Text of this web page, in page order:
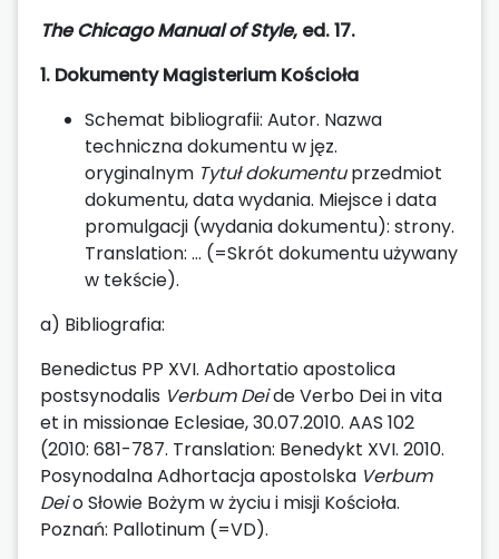
The Chicago Manual of Style, ed. 17.
1. Dokumenty Magisterium Kościoła
Schemat bibliografii: Autor. Nazwa
techniczna dokumentu w jęz.
oryginalnym Tytuł dokumentuprzedmiot
dokumentu, data wydania. Miejsce i data
promulgacji (wydania dokumentu): strony.
Translation: … (=Skrót dokumentu używany
w tekście).
a) Bibliografia:
Benedictus PP XVI. Adhortatio apostolica
postsynodalis Verbum Deide Verbo Dei in vita
et in missionae Eclesiae, 30.07.2010. AAS 102
(2010: 681-787. Translation: Benedykt XVI. 2010.
Posynodalna Adhortacja apostolska Verbum
Deio Słowie Bożym w życiu i misji Kościoła.
Poznań: Pallotinum (=VD).